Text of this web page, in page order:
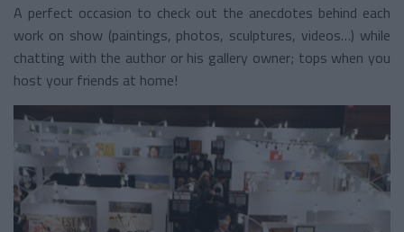
A perfect occasion to check out the anecdotes behind each
work on show (paintings, photos, sculptures, videos…) while
chatting with the author or his gallery owner; tops when you
host your friends at home!